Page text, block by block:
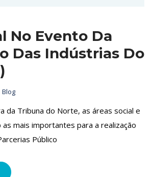
No Evento Da
Das Indústrias Do
Blog
da Tribuna do Norte, as áreas social e
mais importantes para a realização
Público